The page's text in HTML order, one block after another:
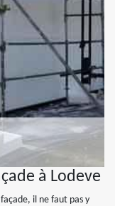
à Lodeve
il ne faut pas y